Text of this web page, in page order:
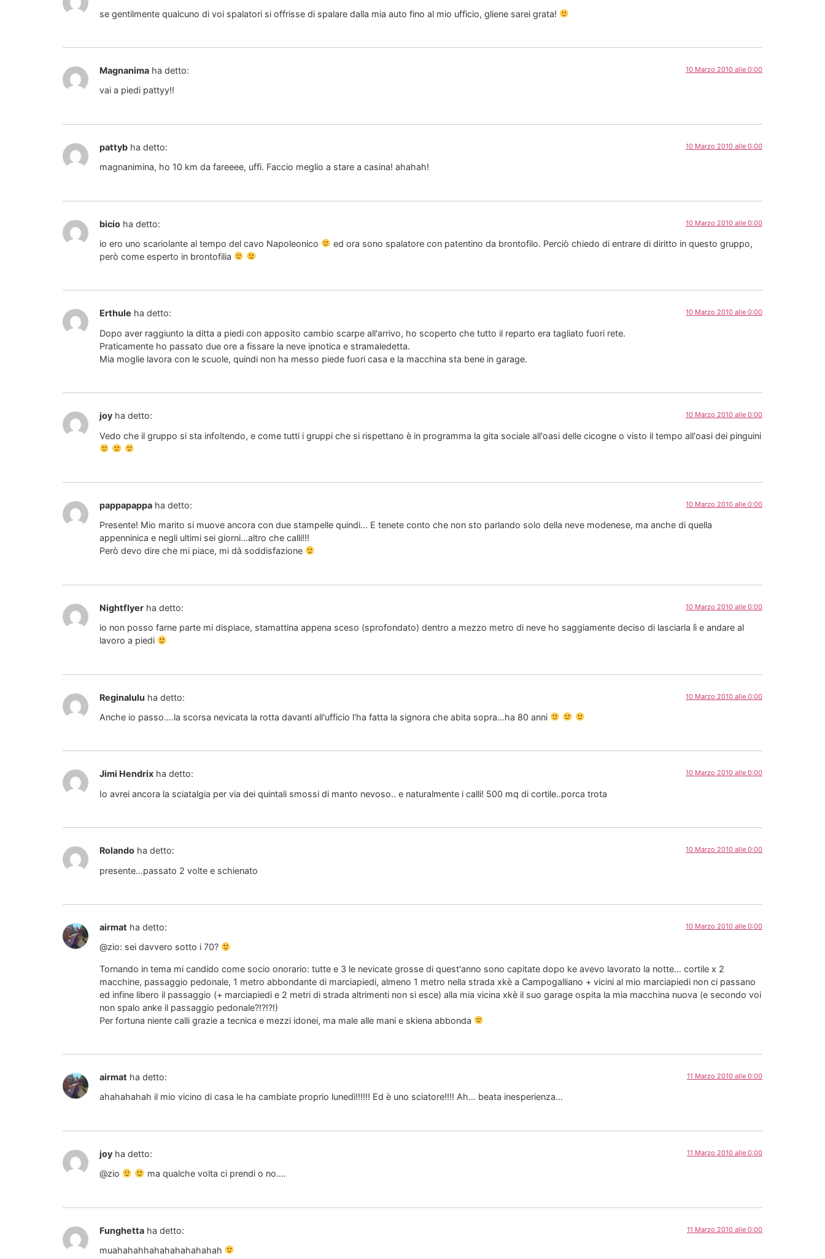
se gentilmente qualcuno di voi spalatori si offrisse di spalare dalla mia auto fino al mio ufficio, gliene sarei grata!
Magnanima ha detto: 10 Marzo 2010 alle 0:00
vai a piedi pattyy!!
pattyb ha detto: 10 Marzo 2010 alle 0:00
magnanimina, ho 10 km da fareeee, uffi. Faccio meglio a stare a casina! ahahah!
bicio ha detto: 10 Marzo 2010 alle 0:00
io ero uno scariolante al tempo del cavo Napoleonico
ed ora sono spalatore con patentino da brontofilo. Perciò chiedo di entrare di diritto in questo gruppo,
però come esperto in brontofilia
Erthule ha detto: 10 Marzo 2010 alle 0:00
Dopo aver raggiunto la ditta a piedi con apposito cambio scarpe all'arrivo, ho scoperto che tutto il reparto era tagliato fuori rete.
Praticamente ho passato due ore a fissare la neve ipnotica e stramaledetta.
Mia moglie lavora con le scuole, quindi non ha messo piede fuori casa e la macchina sta bene in garage.
joy ha detto: 10 Marzo 2010 alle 0:00
Vedo che il gruppo si sta infoltendo, e come tutti i gruppi che si rispettano è in programma la gita sociale all'oasi delle cicogne o visto il tempo all'oasi dei pinguini
pappapappa ha detto: 10 Marzo 2010 alle 0:00
Presente! Mio marito si muove ancora con due stampelle quindi… E tenete conto che non sto parlando solo della neve modenese, ma anche di quella
appenninica e negli ultimi sei giorni…altro che calli!!!
Però devo dire che mi piace, mi dà soddisfazione
Nightflyer ha detto: 10 Marzo 2010 alle 0:00
io non posso farne parte mi dispiace, stamattina appena sceso (sprofondato) dentro a mezzo metro di neve ho saggiamente deciso di lasciarla lì e andare al
lavoro a piedi
Reginalulu ha detto: 10 Marzo 2010 alle 0:00
Anche io passo….la scorsa nevicata la rotta davanti all'ufficio l'ha fatta la signora che abita sopra…ha 80 anni
Jimi Hendrix ha detto: 10 Marzo 2010 alle 0:00
Io avrei ancora la sciatalgia per via dei quintali smossi di manto nevoso.. e naturalmente i calli! 500 mq di cortile..porca trota
Rolando ha detto: 10 Marzo 2010 alle 0:00
presente…passato 2 volte e schienato
airmat ha detto: 10 Marzo 2010 alle 0:00
@zio: sei davvero sotto i 70?
Tornando in tema mi candido come socio onorario: tutte e 3 le nevicate grosse di quest'anno sono capitate dopo ke avevo lavorato la notte… cortile x 2
macchine, passaggio pedonale, 1 metro abbondante di marciapiedi, almeno 1 metro nella strada xkè a Campogalliano + vicini al mio marciapiedi non ci passano
ed infine libero il passaggio (+ marciapiedi e 2 metri di strada altrimenti non si esce) alla mia vicina xkè il suo garage ospita la mia macchina nuova (e secondo voi
non spalo anke il passaggio pedonale?!?!?!)
Per fortuna niente calli grazie a tecnica e mezzi idonei, ma male alle mani e skiena abbonda
airmat ha detto: 11 Marzo 2010 alle 0:00
ahahahahah il mio vicino di casa le ha cambiate proprio lunedì!!!!!! Ed è uno sciatore!!!! Ah… beata inesperienza…
joy ha detto: 11 Marzo 2010 alle 0:00
@zio ma qualche volta ci prendi o no….
Funghetta ha detto: 11 Marzo 2010 alle 0:00
muahahahhahahahahahahah